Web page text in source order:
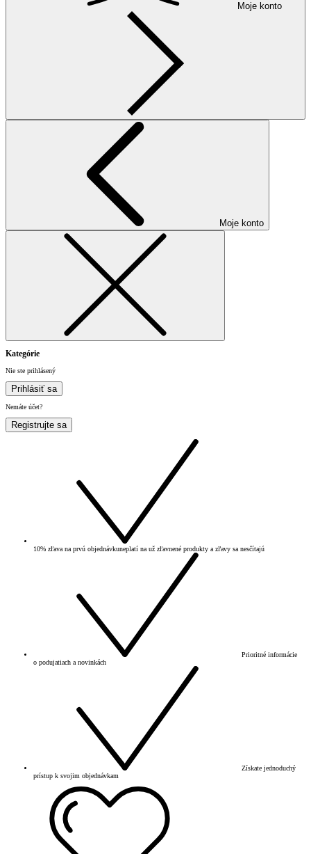
Moje konto
Moje konto
Kategórie
Nie ste prihlásený
Prihlásiť sa
Nemáte účet?
Registrujte sa
10% zľava na prvú objednávkuneplatí na už zľavnené produkty a zľavy sa nesčítajú
Prioritné informácie
o podujatiach a novinkách
Získate jednoduchý
prístup k svojim objednávkam